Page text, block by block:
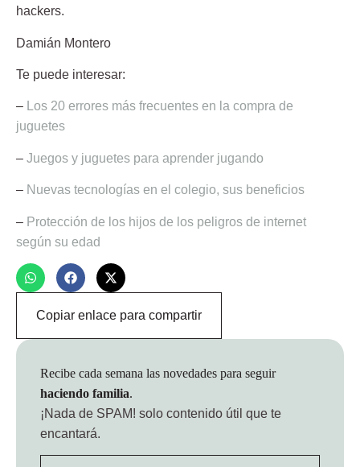
hackers.
Damián Montero
Te puede interesar:
–
Los 20 errores más frecuentes en la compra de
juguetes
– Juegos y juguetes para aprender jugando
– Nuevas tecnologías en el colegio, sus beneficios
– Protección de los hijos de los peligros de internet
según su edad
Copiar enlace para compartir
Recibe cada semana las novedades para seguir
haciendo familia.
¡Nada de SPAM! solo contenido útil que te
encantará.